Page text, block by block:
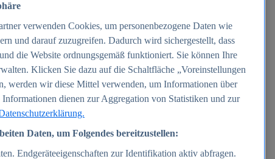
verwenden Cookies, um personenbezogene Daten wie
und darauf zuzugreifen. Dadurch wird sichergestellt, dass
die Website ordnungsgemäß funktioniert. Sie können Ihre
Klicken Sie dazu auf die Schaltfläche „Voreinstellungen
werden wir diese Mittel verwenden, um Informationen über
dienen zur Aggregation von Statistiken und zur
Daten, um Folgendes bereitzustellen:
Endgeräteeigenschaften zur Identifikation aktiv abfragen.